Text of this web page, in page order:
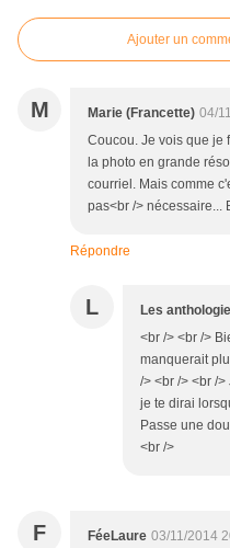
Ajouter un
M Marie (Francette) 04/
Coucou. Je vois que je
la photo en grande
courriel. Mais comme
pas<br /> nécessaire...
Répondre
L Les
<br /> <br />
manquerait
/> <br /> <br /
je te dirai
Passe une
<br />
F FéeLaure 03/11/2014